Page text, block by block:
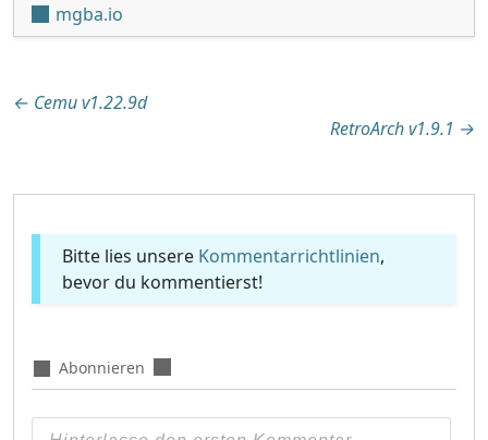
mgba.io
Beitragsnavigation
← Cemu v1.22.9d
RetroArch v1.9.1 →
Bitte lies unsere Kommentarrichtlinien,
bevor du kommentierst!
Abonnieren